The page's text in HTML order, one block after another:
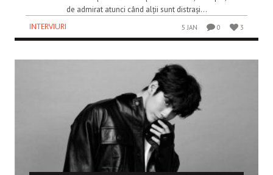
de admirat atunci când alții sunt distrași...
INTERVIURI
5 JAN 0 3